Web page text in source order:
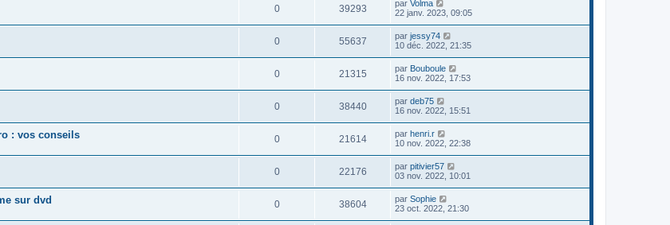
0 39293 par Volma
22 janv. 2023, 09:05
0 55637 par jessy74
10 déc. 2022, 21:35
0 21315 par Bouboule
16 nov. 2022, 17:53
0 38440 par deb75
16 nov. 2022, 15:51
: vos conseils 0 21614 par henri.r
10 nov. 2022, 22:38
0 22176 par pitivier57
03 nov. 2022, 10:01
sur dvd 0 38604 par Sophie
23 oct. 2022, 21:30